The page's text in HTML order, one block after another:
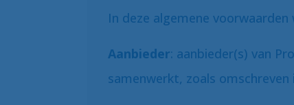
In deze algemene
Aanbieder: aanbieder(s) van
samenwerkt, zoals